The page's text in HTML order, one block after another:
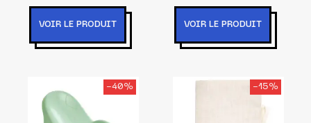
VOIR LE PRODUIT VOIR LE PRODUIT
-40% -15%